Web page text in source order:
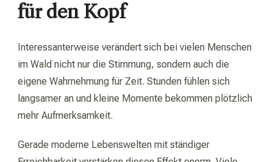
für den Kopf
Interessanterweise verändert sich bei vielen Menschen
im Wald nicht nur die Stimmung, sondern auch die
eigene Wahrnehmung für Zeit. Stunden fühlen sich
langsamer an und kleine Momente bekommen plötzlich
mehr Aufmerksamkeit.
Gerade moderne Lebenswelten mit ständiger